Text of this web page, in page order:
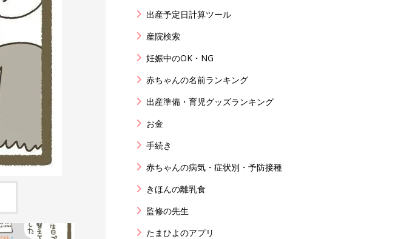
出産予定日計算ツール
産院検索
妊娠中のOK・NG
赤ちゃんの名前ランキング
出産準備・育児グッズランキング
お金
手続き
赤ちゃんの病気・症状別・予防接種
きほんの離乳食
監修の先生
たまひよのアプリ